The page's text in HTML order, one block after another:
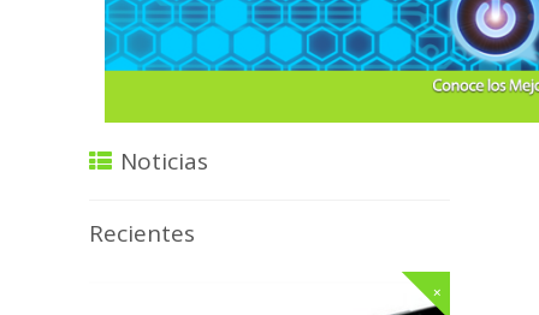
Layout.
Element.
Noticias
Recientes
+